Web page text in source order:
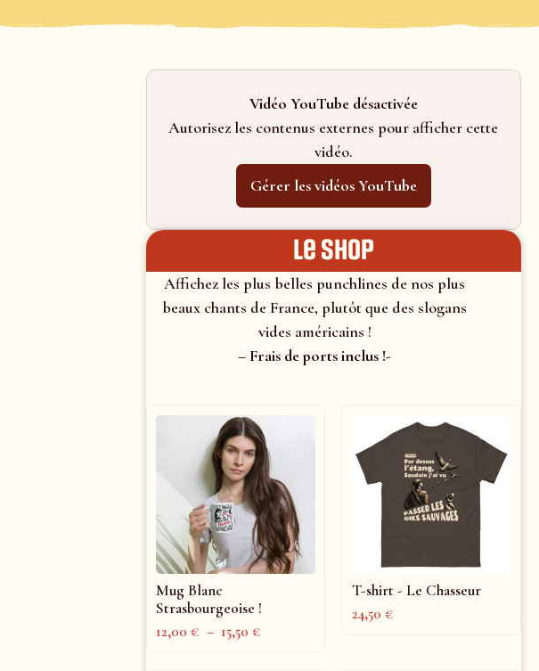
Vidéo YouTube désactivée
Autorisez les contenus externes pour afficher cette
vidéo.
Gérer les vidéos YouTube
le shop
Affichez les plus belles punchlines de nos plus
beaux chants de France, plutôt que des slogans
vides américains !
– Frais de ports inclus !-
Mug Blanc
Strasbourgeoise !
12,00€ – 15,50€
T-shirt - Le Chasseur
24,50€